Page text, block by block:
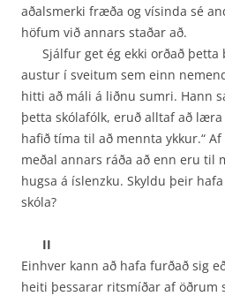
aðalsmerki fræða og vísinda sé
höfum við annars staðar að.
Sjálfur get ég ekki orðað þetta
austur í sveitum sem einn
hitti að máli á liðnu sumri. Hann
þetta skólafólk, eruð alltaf að
hafið tíma til að mennta ykkur.“
meðal annars ráða að enn eru til
hugsa á íslenzku. Skyldu þeir
skóla?
II
Einhver kann að hafa furðað sig
heiti þessarar ritsmíðar af öðrum